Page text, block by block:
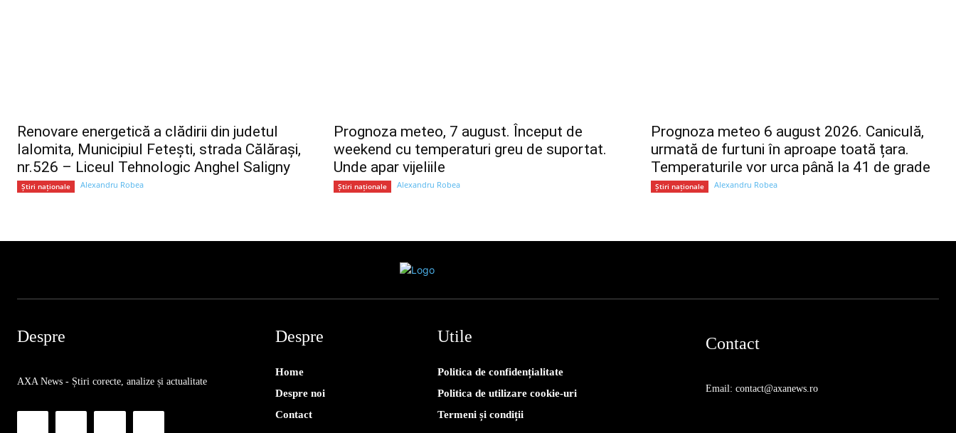
Renovare energetică a clădirii din judetul
Ialomita, Municipiul Fetești, strada Călărași,
nr.526 – Liceul Tehnologic Anghel Saligny
Știri naționale Alexandru Robea
Prognoza meteo, 7 august. Început de
weekend cu temperaturi greu de suportat.
Unde apar vijeliile
Știri naționale Alexandru Robea
Prognoza meteo 6 august 2026. Caniculă,
urmată de furtuni în aproape toată țara.
Temperaturile vor urca până la 41 de grade
Știri naționale Alexandru Robea
Despre
AXA News - Știri corecte, analize și actualitate
Despre
Home
Despre noi
Contact
Utile
Politica de confidențialitate
Politica de utilizare cookie-uri
Termeni și condiții
Contact
Email: contact@axanews.ro